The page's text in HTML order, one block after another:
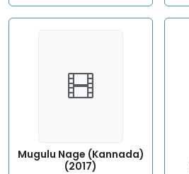
Mugulu Nage (Kannada)
(2017)